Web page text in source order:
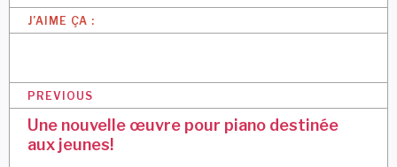
J’AIME ÇA :
NPREVIOUS
Une nouvelle œuvre pour piano destinée
aux jeunes!